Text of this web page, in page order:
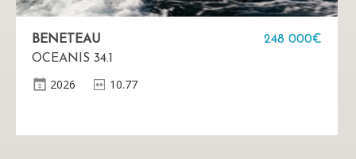
BENETEAU
OCEANIS 34.1
248 000€
2026 10.77